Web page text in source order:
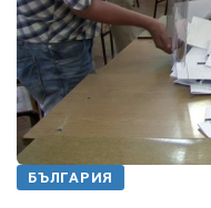
БЪЛГАРИЯ